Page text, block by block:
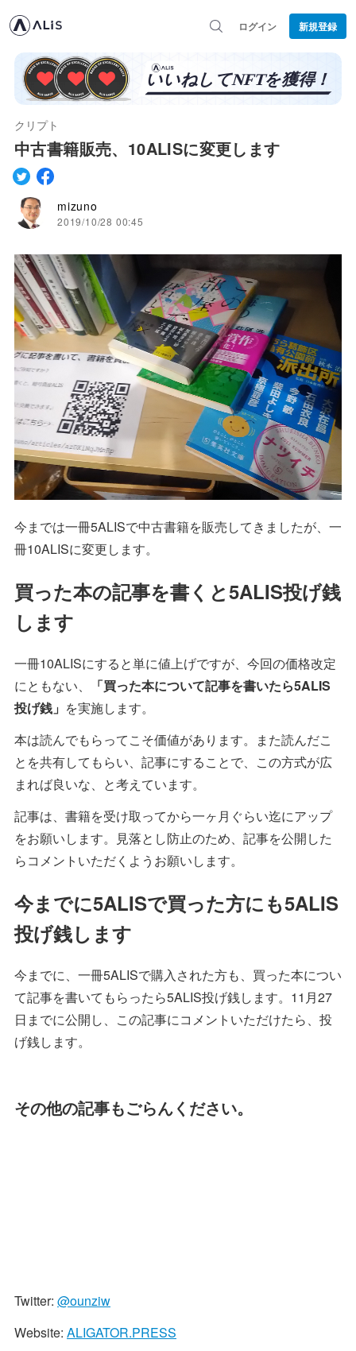
ログイン 新規登録
クリプト
中古書籍販売、10ALISに変更します
mizuno
2019/10/28 00:45
今までは一冊5ALISで中古書籍を販売してきましたが、一
冊10ALISに変更します。
買った本の記事を書くと5ALIS投げ銭
します
一冊10ALISにすると単に値上げですが、今回の価格改定
にともない、
「買った本について記事を書いたら5ALIS
投げ銭」 を実施します。
本は読んでもらってこそ価値があります。また読んだこ
とを共有してもらい、記事にすることで、この方式が広
まれば良いな、と考えています。
記事は、書籍を受け取ってから一ヶ月ぐらい迄にアップ
をお願いします。見落とし防止のため、記事を公開した
らコメントいただくようお願いします。
今までに5ALISで買った方にも5ALIS
投げ銭します
今までに、一冊5ALISで購入された方も、買った本につい
て記事を書いてもらったら5ALIS投げ銭します。11月27
日までに公開し、この記事にコメントいただけたら、投
げ銭します。
その他の記事もごらんください。
Twitter: @ounziw
Website: ALIGATOR.PRESS